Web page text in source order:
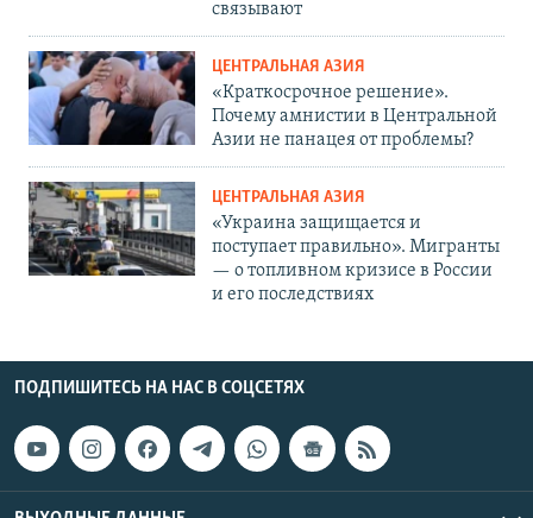
связывают
ЦЕНТРАЛЬНАЯ АЗИЯ
«Краткосрочное решение».
Почему амнистии в Центральной
Азии не панацея от проблемы?
ЦЕНТРАЛЬНАЯ АЗИЯ
«Украина защищается и
поступает правильно». Мигранты
— о топливном кризисе в России
и его последствиях
ПОДПИШИТЕСЬ НА НАС В СОЦСЕТЯХ